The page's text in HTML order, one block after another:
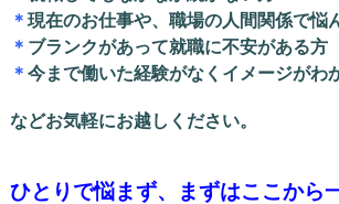
＊ 現在のお仕事や、職場の人間関係で悩
＊ ブランクがあって就職に不安がある方
＊ 今まで働いた経験がなくイメージがわ
などお気軽にお越しください。
ひとりで悩まず、まずはここから